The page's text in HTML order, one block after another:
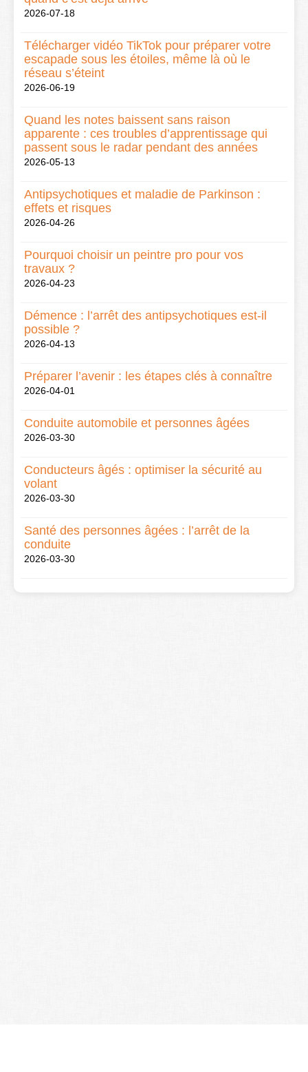
2026-07-18
Télécharger vidéo TikTok pour préparer votre
escapade sous les étoiles, même là où le
réseau s’éteint
2026-06-19
Quand les notes baissent sans raison
apparente : ces troubles d’apprentissage qui
passent sous le radar pendant des années
2026-05-13
Antipsychotiques et maladie de Parkinson :
effets et risques
2026-04-26
Pourquoi choisir un peintre pro pour vos
travaux ?
2026-04-23
Démence : l’arrêt des antipsychotiques est-il
possible ?
2026-04-13
Préparer l’avenir : les étapes clés à connaître
2026-04-01
Conduite automobile et personnes âgées
2026-03-30
Conducteurs âgés : optimiser la sécurité au
volant
2026-03-30
Santé des personnes âgées : l’arrêt de la
conduite
2026-03-30